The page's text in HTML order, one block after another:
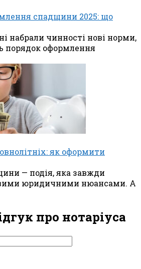
спадщини 2025: що
набрали чинності нові норми,
порядок оформлення
як оформити
— подія, яка завжди
юридичними нюансами. А
про нотаріуса